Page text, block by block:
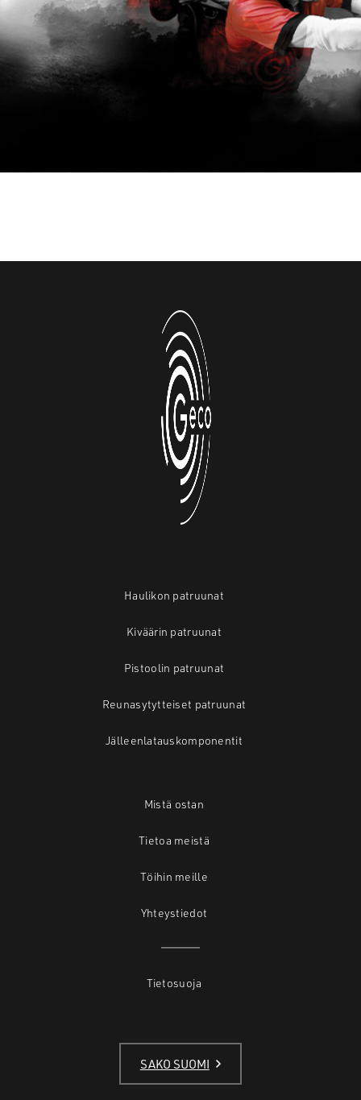
Haulikon patruunat
Kiväärin patruunat
Pistoolin patruunat
Reunasytytteiset patruunat
Jälleenlatauskomponentit
Mistä ostan
Tietoa meistä
Töihin meille
Yhteystiedot
Tietosuoja
SAKO SUOMI